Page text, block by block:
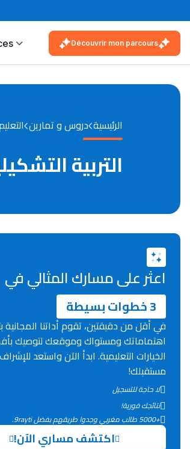
Découvrir mon parcours
الرئيسية دروس و تمارين
التربية
اعثر على مسارك المثالي في
3 خطوات بسيطة
في أقل من دقيقتين، تقوم أداتنا المجانية
اهتماماتك ومستواك وموقعك لتوصيك
الخيارات التعليمية. ابدأ الآن واستعد
مستقبلك!
لا حاجة للتسجيل
نتائجك فورية!
+5000 طالب مغربي وجدوا طريقهم بفضل 9rayti.
اكتشف مساري الآن!